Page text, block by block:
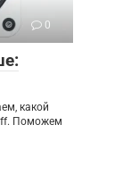
0
какой
Поможем